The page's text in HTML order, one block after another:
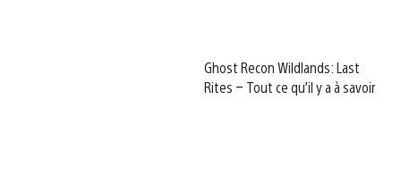
Ghost Recon Wildlands: Last
Rites – Tout ce qu’il y a à savoir